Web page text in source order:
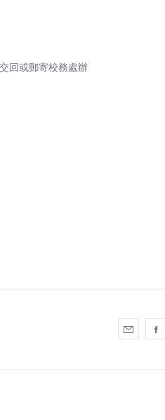
回或郵寄校務處辦